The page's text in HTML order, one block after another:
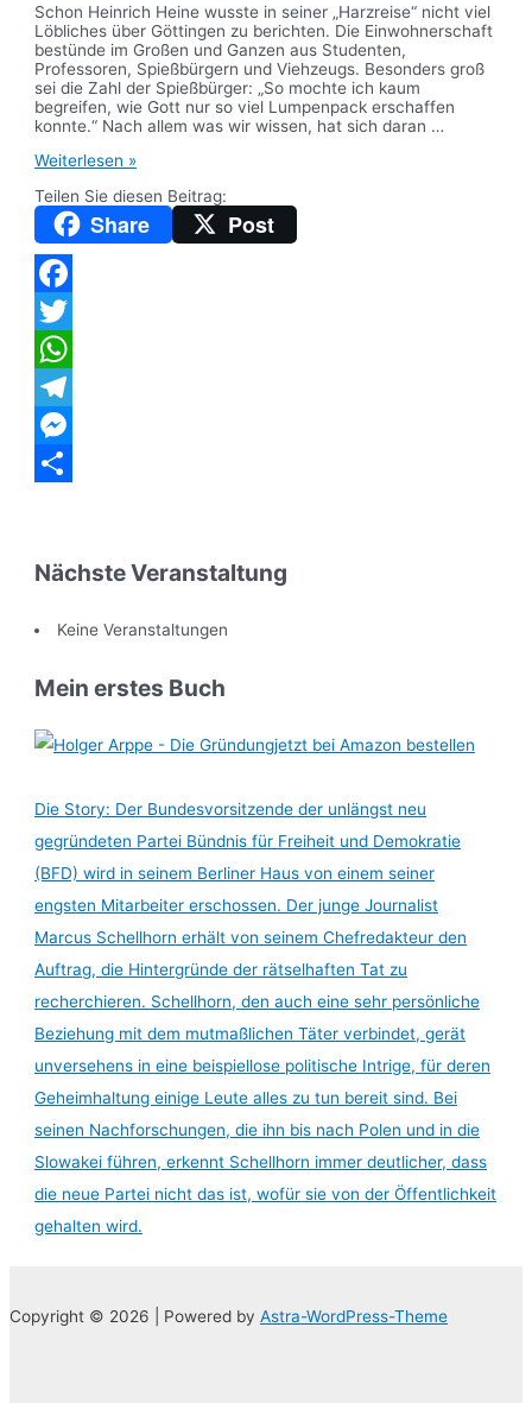
Schon Heinrich Heine wusste in seiner „Harzreise“ nicht viel
Löbliches über Göttingen zu berichten. Die Einwohnerschaft
bestünde im Großen und Ganzen aus Studenten,
Professoren, Spießbürgern und Viehzeugs. Besonders groß
sei die Zahl der Spießbürger: „So mochte ich kaum
begreifen, wie Gott nur so viel Lumpenpack erschaffen
konnte.“ Nach allem was wir wissen, hat sich daran …
Filmkritik:
Tatort
“National
Feminin”
vom
26.
April
2020
Weiterlesen »
Teilen Sie diesen Beitrag:
Share Post
Facebook
Twitter
WhatsApp
Telegram
Messenger
Nächste Veranstaltung
Keine Veranstaltungen
Mein erstes Buch
jetzt bei Amazon bestellen
Die Story: Der Bundesvorsitzende der unlängst neu
gegründeten Partei Bündnis für Freiheit und Demokratie
(BFD) wird in seinem Berliner Haus von einem seiner
engsten Mitarbeiter erschossen. Der junge Journalist
Marcus Schellhorn erhält von seinem Chefredakteur den
Auftrag, die Hintergründe der rätselhaften Tat zu
recherchieren. Schellhorn, den auch eine sehr persönliche
Beziehung mit dem mutmaßlichen Täter verbindet, gerät
unversehens in eine beispiellose politische Intrige, für deren
Geheimhaltung einige Leute alles zu tun bereit sind. Bei
seinen Nachforschungen, die ihn bis nach Polen und in die
Slowakei führen, erkennt Schellhorn immer deutlicher, dass
die neue Partei nicht das ist, wofür sie von der Öffentlichkeit
gehalten wird.
Copyright © 2026 | Powered by Astra-WordPress-Theme